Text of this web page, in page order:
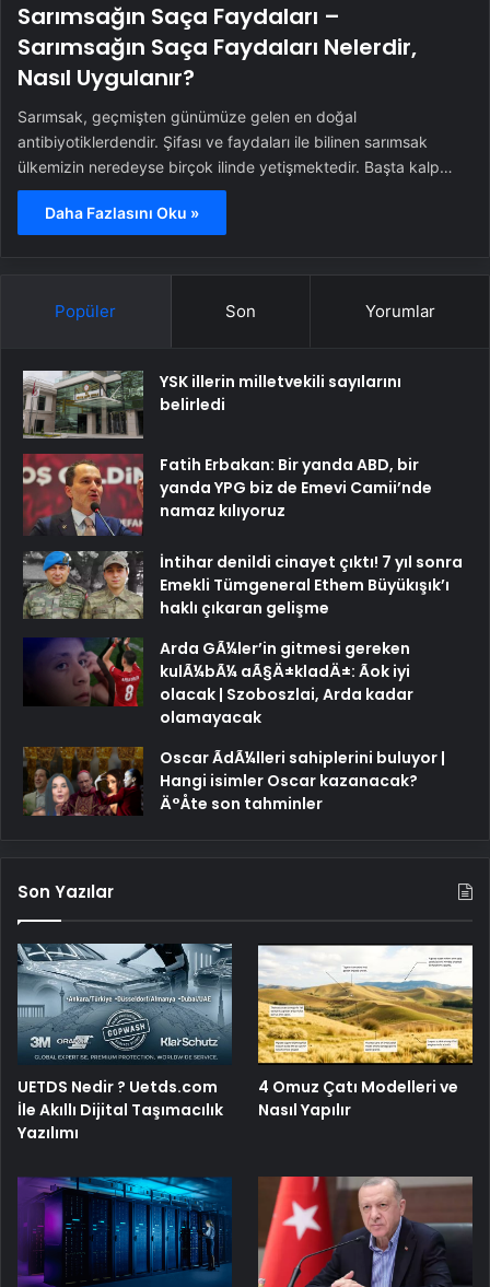
Sarımsağın Saça Faydaları –
Sarımsağın Saça Faydaları Nelerdir,
Nasıl Uygulanır?
Sarımsak, geçmişten günümüze gelen en doğal
antibiyotiklerdendir. Şifası ve faydaları ile bilinen sarımsak
ülkemizin neredeyse birçok ilinde yetişmektedir. Başta kalp…
Daha Fazlasını Oku »
Popüler Son Yorumlar
YSK illerin milletvekili sayılarını
belirledi
Fatih Erbakan: Bir yanda ABD, bir
yanda YPG biz de Emevi Camii’nde
namaz kılıyoruz
İntihar denildi cinayet çıktı! 7 yıl sonra
Emekli Tümgeneral Ethem Büyükışık’ı
haklı çıkaran gelişme
Arda GÃ¼ler’in gitmesi gereken
kulÃ¼bÃ¼ aÃ§Ä±kladÄ±: Ãok iyi
olacak | Szoboszlai, Arda kadar
olamayacak
Oscar ÃdÃ¼lleri sahiplerini buluyor |
Hangi isimler Oscar kazanacak?
Ä°Åte son tahminler
Son Yazılar
UETDS Nedir ? Uetds.com
İle Akıllı Dijital Taşımacılık
Yazılımı
4 Omuz Çatı Modelleri ve
Nasıl Yapılır